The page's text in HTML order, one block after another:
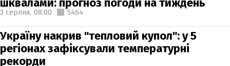
3 серпня, 08:00 5464
Україну накрив "тепловий купол": у 5
регіонах зафіксували температурні
рекорди